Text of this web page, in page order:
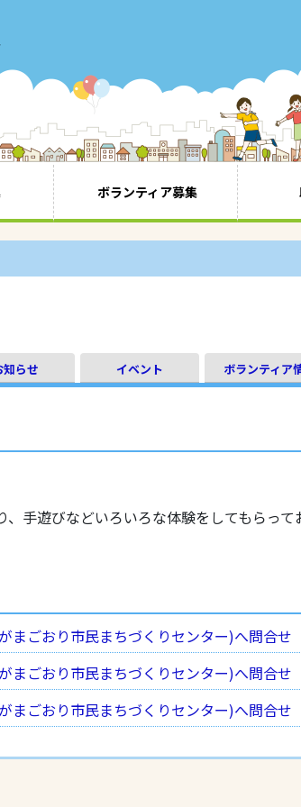
ボランティア募集
知らせ イベント ボランティア
手遊びなどいろいろな体験をしてもらって
まごおり市民まちづくりセンター)へ問合せ
まごおり市民まちづくりセンター)へ問合せ
まごおり市民まちづくりセンター)へ問合せ